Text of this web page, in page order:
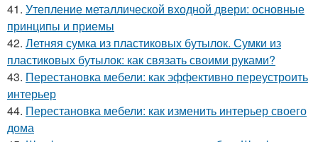
41. Утепление металлической входной двери: основные
принципы и приемы
42. Летняя сумка из пластиковых бутылок. Сумки из
пластиковых бутылок: как связать своими руками?
43. Перестановка мебели: как эффективно переустроить
интерьер
44. Перестановка мебели: как изменить интерьер своего
дома